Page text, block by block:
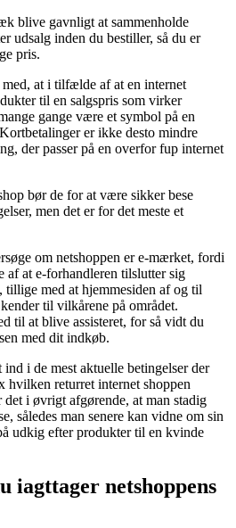
blive gavnligt at sammenholde
udsalg inden du bestiller, så du er
pris.
at i tilfælde af at en internet
til en salgspris som virker
gange være et symbol på en
er ikke desto mindre
der passer på en overfor fup internet
bør de for at være sikker bese
men det er for det meste et
om netshoppen er e-mærket, fordi
af at e-forhandleren tilslutter sig
med at hjemmesiden af og til
til vilkårene på området.
til at blive assisteret, for så vidt du
med dit indkøb.
i de mest aktuelle betingelser der
hvilken returret internet shoppen
i øvrigt afgørende, at man stadig
således man senere kan vidne om sin
udkig efter produkter til en kvinde
iagttager netshoppens